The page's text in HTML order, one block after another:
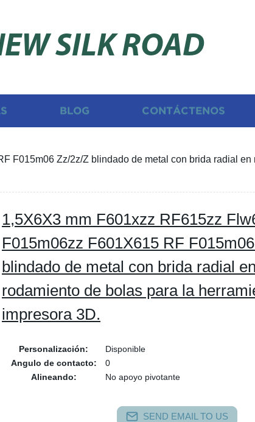
SILK ROAD
BLOG CONTÁCTENOS
F015m06 Zz/2z/Z blindado de metal con brida radial
1,5X6X3 mm F601xzz RF615zz
F015m06zz F601X615 RF
blindado de metal con brida radial
rodamiento de bolas para la
impresora 3D.
Personalización:
Disponible
Angulo de contacto:
0
Alineando:
No apoyo pivotante
SEND EMAIL TO US